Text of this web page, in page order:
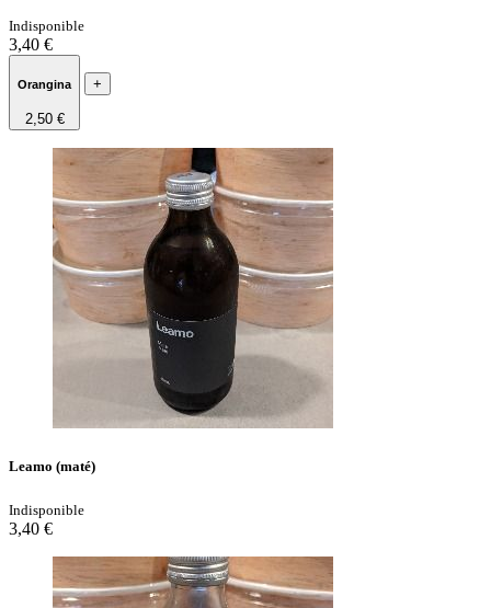
Indisponible
3,40 €
Orangina
2,50 €
+
Leamo (maté)
Indisponible
3,40 €